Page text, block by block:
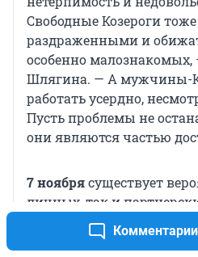
Комментарии
Свободные Козероги
раздраженными и
особенно малознакомых,
Шлягина. — А мужчины-
работать усердно,
Пусть проблемы не
они являются частью
7 ноябрясуществует
личных, так и
касается старых связей,
свою значимость.